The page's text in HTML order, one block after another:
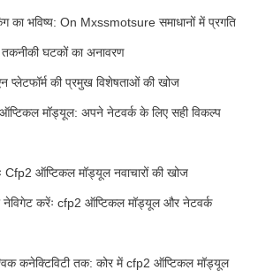
का भविष्य: On Mxssmotsure समाधानों में प्रगति
घटकों का अनावरण
की प्रमुख विशेषताओं की खोज
मॉड्यूल: अपने नेटवर्क के लिए सही विकल्प
ऑप्टिकल मॉड्यूल नवाचारों की खोज
करेंः cfp2 ऑप्टिकल मॉड्यूल और नेटवर्क
कनेक्टिविटी तक: कोर में cfp2 ऑप्टिकल मॉड्यूल